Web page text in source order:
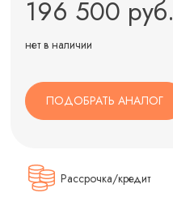
196 500 руб.
нет в наличии
ПОДОБРАТЬ АНАЛОГ
Рассрочка/кредит